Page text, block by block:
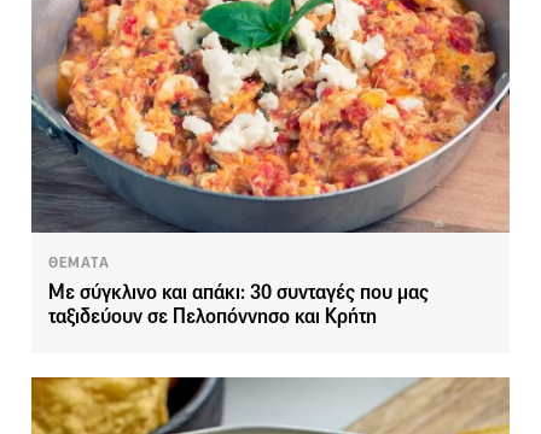
ΘΕΜΑΤΑ
Με σύγκλινο και απάκι: 30 συνταγές που μας
ταξιδεύουν σε Πελοπόννησο και Κρήτη